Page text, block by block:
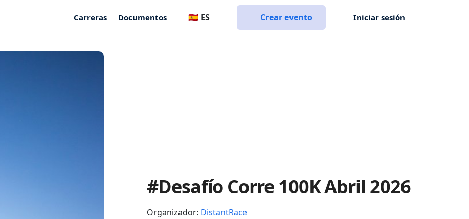
Carreras Documentos 🇪🇸 ES Crear evento Iniciar sesión
#Desafío Corre 100K Abril 2026
Organizador: DistantRace